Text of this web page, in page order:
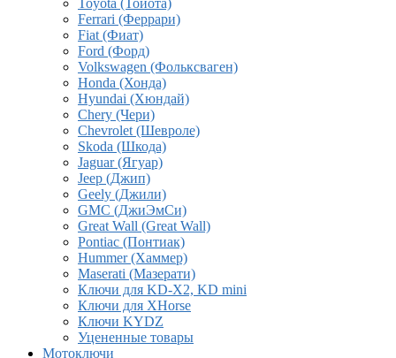
Toyota (Тойота)
Ferrari (Феррари)
Fiat (Фиат)
Ford (Форд)
Volkswagen (Фольксваген)
Honda (Хонда)
Hyundai (Хюндай)
Chery (Чери)
Chevrolet (Шевроле)
Skoda (Шкода)
Jaguar (Ягуар)
Jeep (Джип)
Geely (Джили)
GMC (ДжиЭмСи)
Great Wall (Great Wall)
Pontiac (Понтиак)
Hummer (Хаммер)
Maserati (Мазерати)
Ключи для KD-X2, KD mini
Ключи для XHorse
Ключи KYDZ
Уцененные товары
Мотоключи